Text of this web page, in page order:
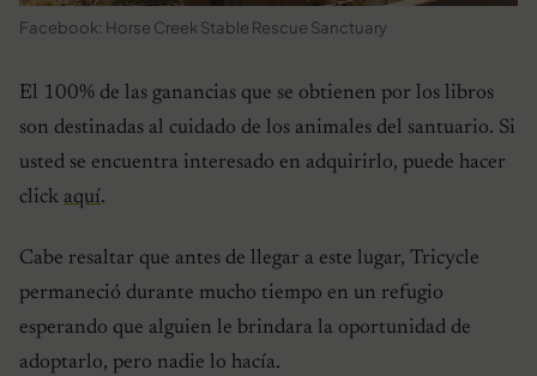
Facebook: Horse Creek Stable Rescue Sanctuary
El 100% de las ganancias que se obtienen por los libros
son destinadas al cuidado de los animales del santuario. Si
usted se encuentra interesado en adquirirlo, puede hacer
click aquí.
Cabe resaltar que antes de llegar a este lugar, Tricycle
permaneció durante mucho tiempo en un refugio
esperando que alguien le brindara la oportunidad de
adoptarlo, pero nadie lo hacía.